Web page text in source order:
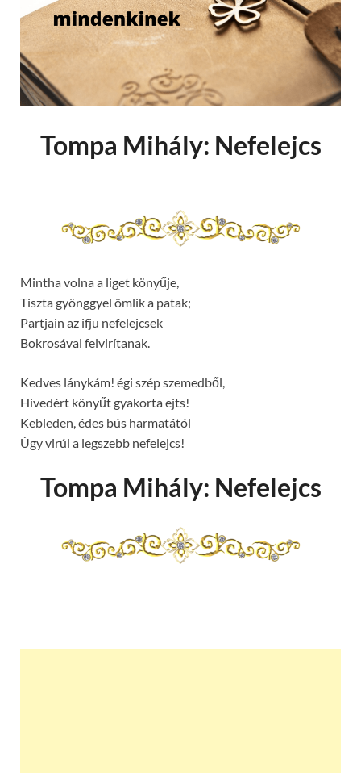
Tompa Mihály: Nefelejcs
Mintha volna a liget könyűje,
Tiszta gyönggyel ömlik a patak;
Partjain az ifju nefelejcsek
Bokrosával felvirítanak.
Kedves lánykám! égi szép szemedből,
Hivedért könyűt gyakorta ejts!
Kebleden, édes bús harmatától
Úgy virúl a legszebb nefelejcs!
Tompa Mihály: Nefelejcs